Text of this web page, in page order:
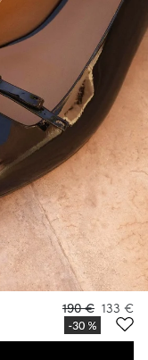
190 € 133 €